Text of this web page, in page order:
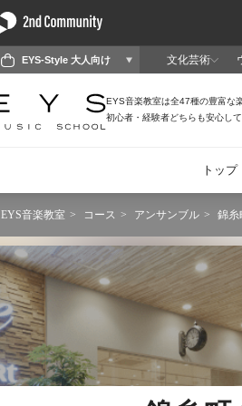
EYS音楽教室 コース アンサンブル 錦糸